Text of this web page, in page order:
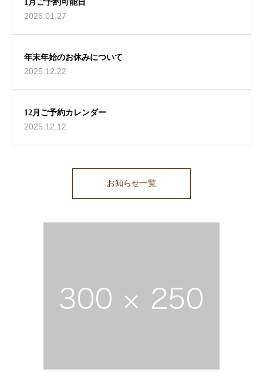
2026.01.27
年末年始のお休みについて
2025.12.22
12月ご予約カレンダー
2025.12.12
お知らせ一覧